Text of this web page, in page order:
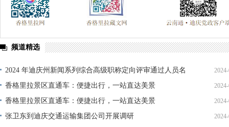
频道精选
2024 年迪庆州新闻系列综合高级职称定向评审通过人员名
单公示
香格里拉景区直通车：便捷出行，一站直达美景
香格里拉景区直通车：便捷出行，一站直达美景
张卫东到迪庆交通运输集团公司开展调研